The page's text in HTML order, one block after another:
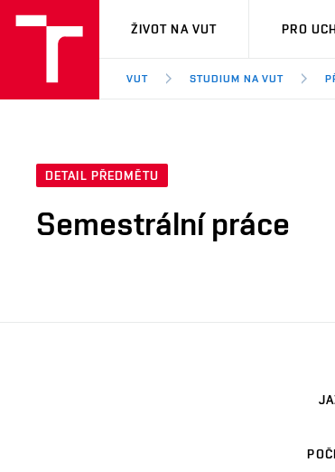
VUT
ŽIVOT NA VUT PRO
VUT STUDIUM NA VUT
DETAIL PŘEDMĚTU
Semestrální práce